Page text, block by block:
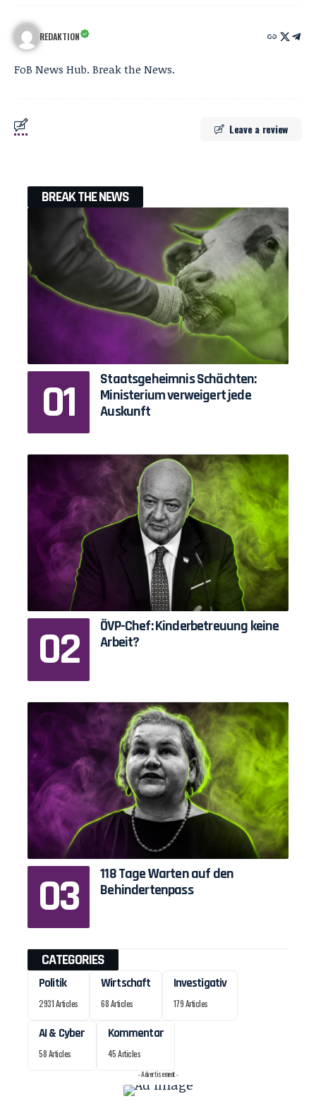
REDAKTION
FoB News Hub. Break the News.
Leave a review
BREAK THE NEWS
Staatsgeheimnis Schächten:
Ministerium verweigert jede
Auskunft
ÖVP-Chef: Kinderbetreuung keine
Arbeit?
118 Tage Warten auf den
Behindertenpass
CATEGORIES
Politik
2931 Articles
Wirtschaft
68 Articles
Investigativ
179 Articles
AI & Cyber
58 Articles
Kommentar
45 Articles
- Advertisement -